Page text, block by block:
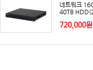
네트워크
40TB
720,000